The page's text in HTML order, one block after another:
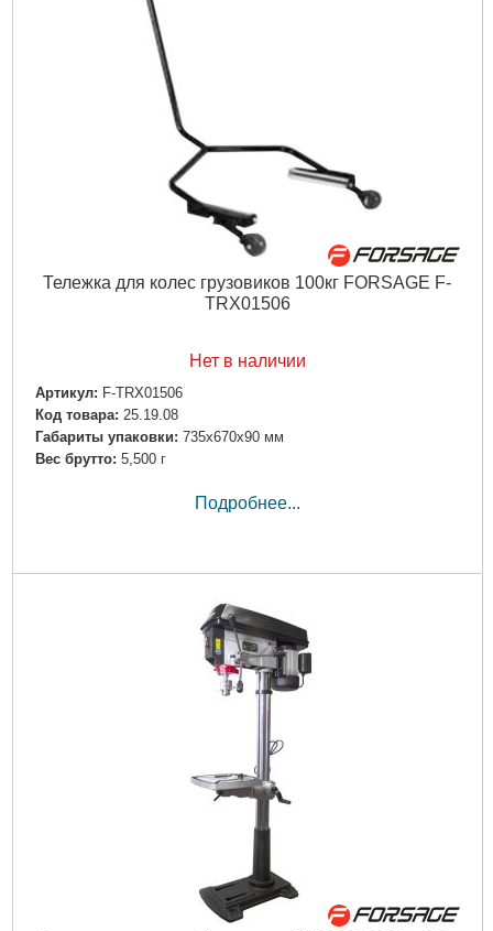
Тележка для колес грузовиков 100кг FORSAGE F-
TRX01506
Нет в наличии
Артикул: F-TRX01506
Код товара: 25.19.08
Габариты упаковки: 735x670x90 мм
Вес брутто: 5,500 г
Подробнее...